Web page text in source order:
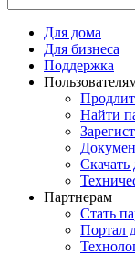
Для дома
Для бизнеса
Поддержка
Найти
Скачать
Партнерам
Стать
Портал